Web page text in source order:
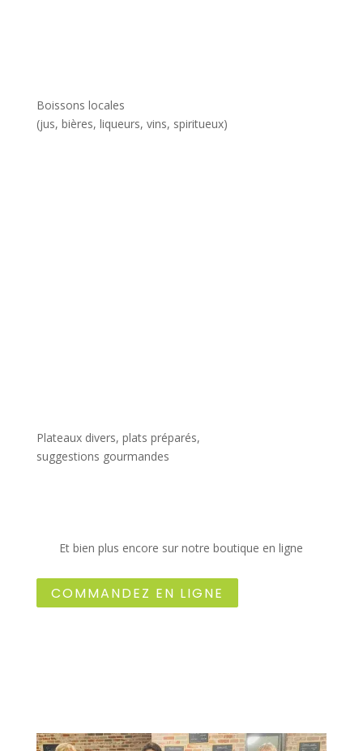
Boissons locales
(jus, bières, liqueurs, vins, spiritueux)
Plateaux divers, plats préparés,
suggestions gourmandes
Et bien plus encore sur notre boutique en ligne
COMMANDEZ EN LIGNE